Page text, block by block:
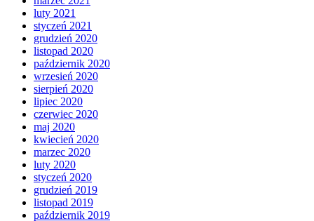
luty 2021
styczeń 2021
grudzień 2020
listopad 2020
październik 2020
wrzesień 2020
sierpień 2020
lipiec 2020
czerwiec 2020
maj 2020
kwiecień 2020
marzec 2020
luty 2020
styczeń 2020
grudzień 2019
listopad 2019
październik 2019